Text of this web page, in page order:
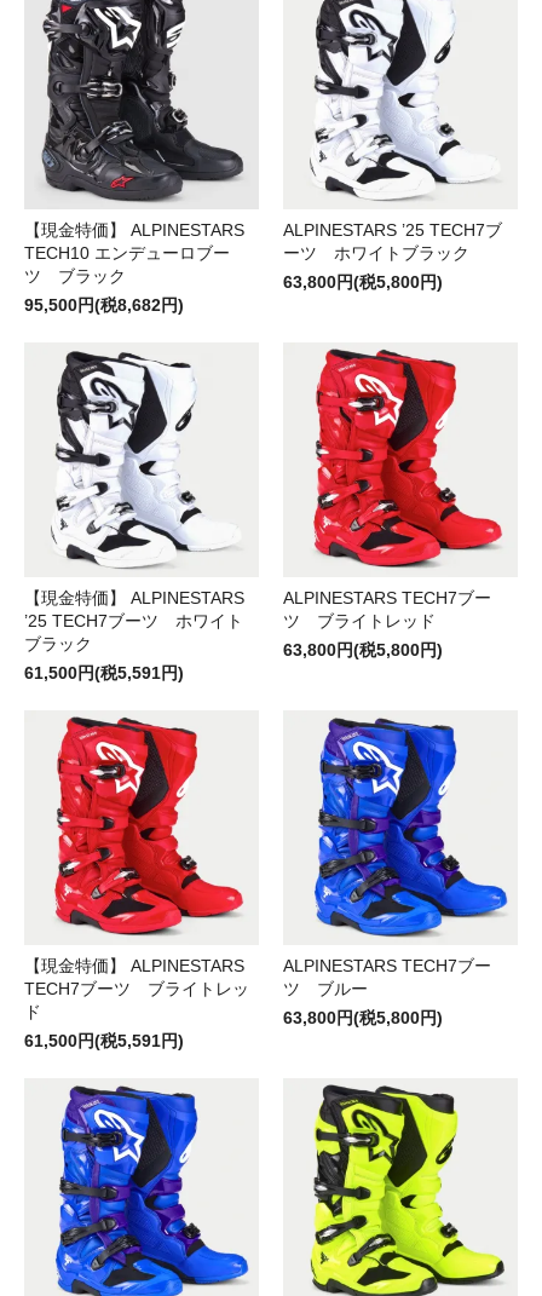
【現金特価】 ALPINESTARS
TECH10 エンデューロブー
ツ ブラック
95,500円(税8,682円)
ALPINESTARS ’25 TECH7ブ
ーツ ホワイトブラック
63,800円(税5,800円)
【現金特価】 ALPINESTARS
’25 TECH7ブーツ ホワイト
ブラック
61,500円(税5,591円)
ALPINESTARS TECH7ブー
ツ ブライトレッド
63,800円(税5,800円)
【現金特価】 ALPINESTARS
TECH7ブーツ ブライトレッ
ド
61,500円(税5,591円)
ALPINESTARS TECH7ブー
ツ ブルー
63,800円(税5,800円)